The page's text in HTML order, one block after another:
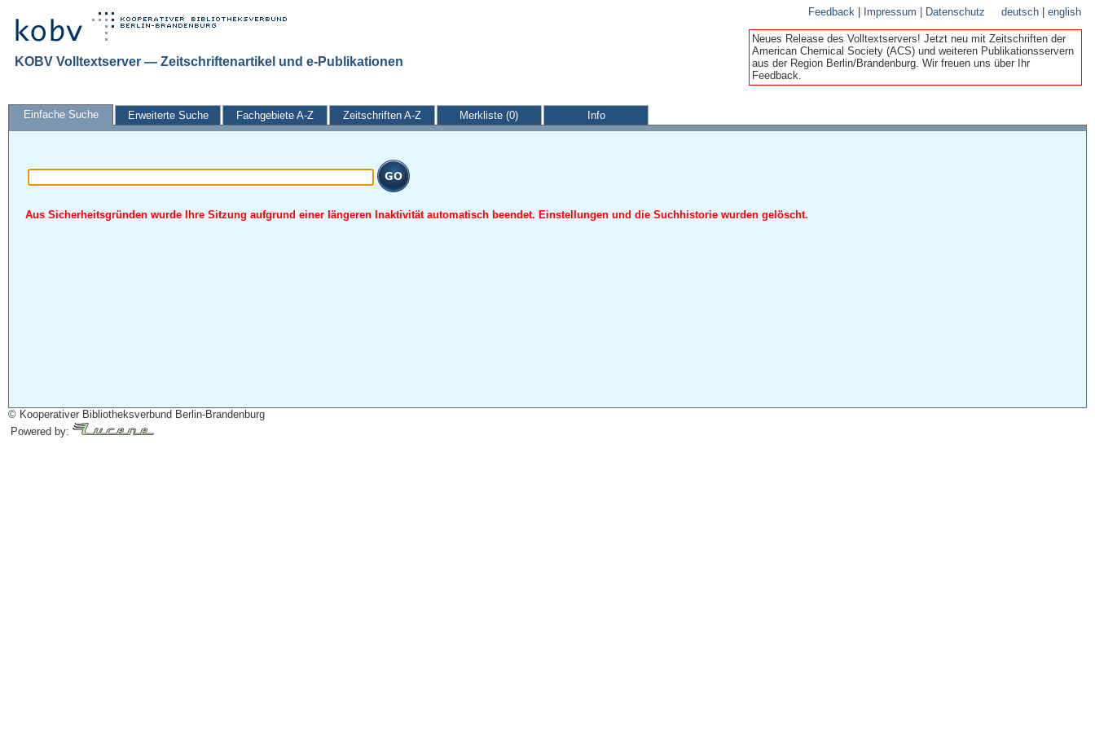
Feedback Impressum | Datenschutz deutsch |english
KOBV Volltextserver — Zeitschriftenartikel und e-Publikationen
Neues Release des Volltextservers! Jetzt neu mit Zeitschriften der
American Chemical Society (ACS) und weiteren Publikationsservern
aus der Region Berlin/Brandenburg. Wir freuen uns über Ihr
Feedback.
Einfache Suche Erweiterte Suche Fachgebiete A-Z Zeitschriften A-Z Merkliste (0) Info
Aus Sicherheitsgründen wurde Ihre Sitzung aufgrund einer längeren Inaktivität automatisch beendet. Einstellungen und die Suchhistorie wurden gelöscht.
© Kooperativer Bibliotheksverbund Berlin-Brandenburg
Powered by: